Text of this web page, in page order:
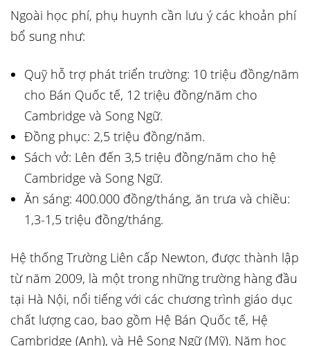
Ngoài học phí, phụ huynh cần lưu ý các khoản phí
bổ sung như:
Quỹ hỗ trợ phát triển trường: 10 triệu đồng/năm
cho Bán Quốc tế, 12 triệu đồng/năm cho
Cambridge và Song Ngữ.
Đồng phục: 2,5 triệu đồng/năm.
Sách vở: Lên đến 3,5 triệu đồng/năm cho hệ
Cambridge và Song Ngữ.
Ăn sáng: 400.000 đồng/tháng, ăn trưa và chiều:
1,3-1,5 triệu đồng/tháng.
Hệ thống Trường Liên cấp Newton, được thành lập
từ năm 2009, là một trong những trường hàng đầu
tại Hà Nội, nổi tiếng với các chương trình giáo dục
chất lượng cao, bao gồm Hệ Bán Quốc tế, Hệ
Cambridge (Anh), và Hệ Song Ngữ (Mỹ). Năm học